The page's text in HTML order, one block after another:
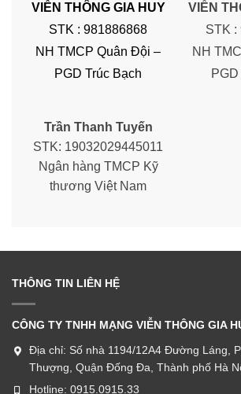
VIỄN THÔNG GIA HUY
STK : 981886868
NH TMCP Quân Đội –
PGD Trúc Bạch
VIỄN
STK :
NH
Trần Thanh Tuyến
STK: 19032029445011
Ngân hàng TMCP Kỹ
thương Việt Nam
THÔNG TIN LIÊN HỆ
CÔNG TY TNHH MẠNG VIỄN THÔNG GIA
Địa chỉ: Số nhà 1194/12A4 Đường Láng,
Thượng, Quận Đống Đa, Thành phố Hà
Hotline: 0915.0915.33